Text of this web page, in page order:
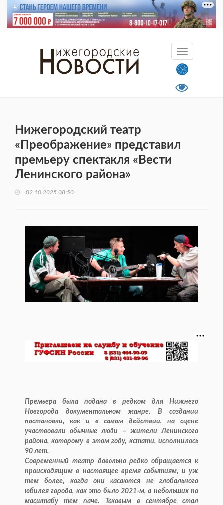
Нижегородский театр
«Преображение» представил
премьеру спектакля «Вести
Ленинского района»
02.10.2025 08:50
Премьера была подана в редком для Нижнего
Новгорода документальном жанре. В создании
постановки, как и в самом действии, на сцене
участвовали обычные люди – жители Ленинского
района, которому в этом году, кстати, исполнилось
90 лет.
Современный театр довольно редко обращается к
происходящим в настоящее время событиям, и уж
тем более, когда они касаются не глобального
юбилея города, как это было 2021-м, а небольших по
масштабу тем паче. Таковым в сентябре стал